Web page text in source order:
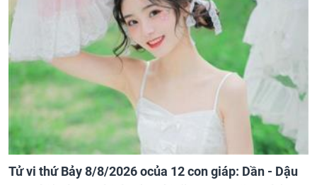
Tử vi thứ Bảy 8/8/2026 ocủa 12 con giáp: Dần - Dậu